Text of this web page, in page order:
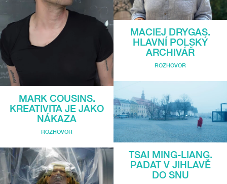
MARK COUSINS.
KREATIVITA JE JAKO
NÁKAZA
ROZHOVOR
MACIEJ DRYGAS.
HLAVNÍ POLSKÝ
ARCHIVÁŘ
ROZHOVOR
TSAI MING-LIANG.
PADAT V JIHLAVĚ
DO SNU